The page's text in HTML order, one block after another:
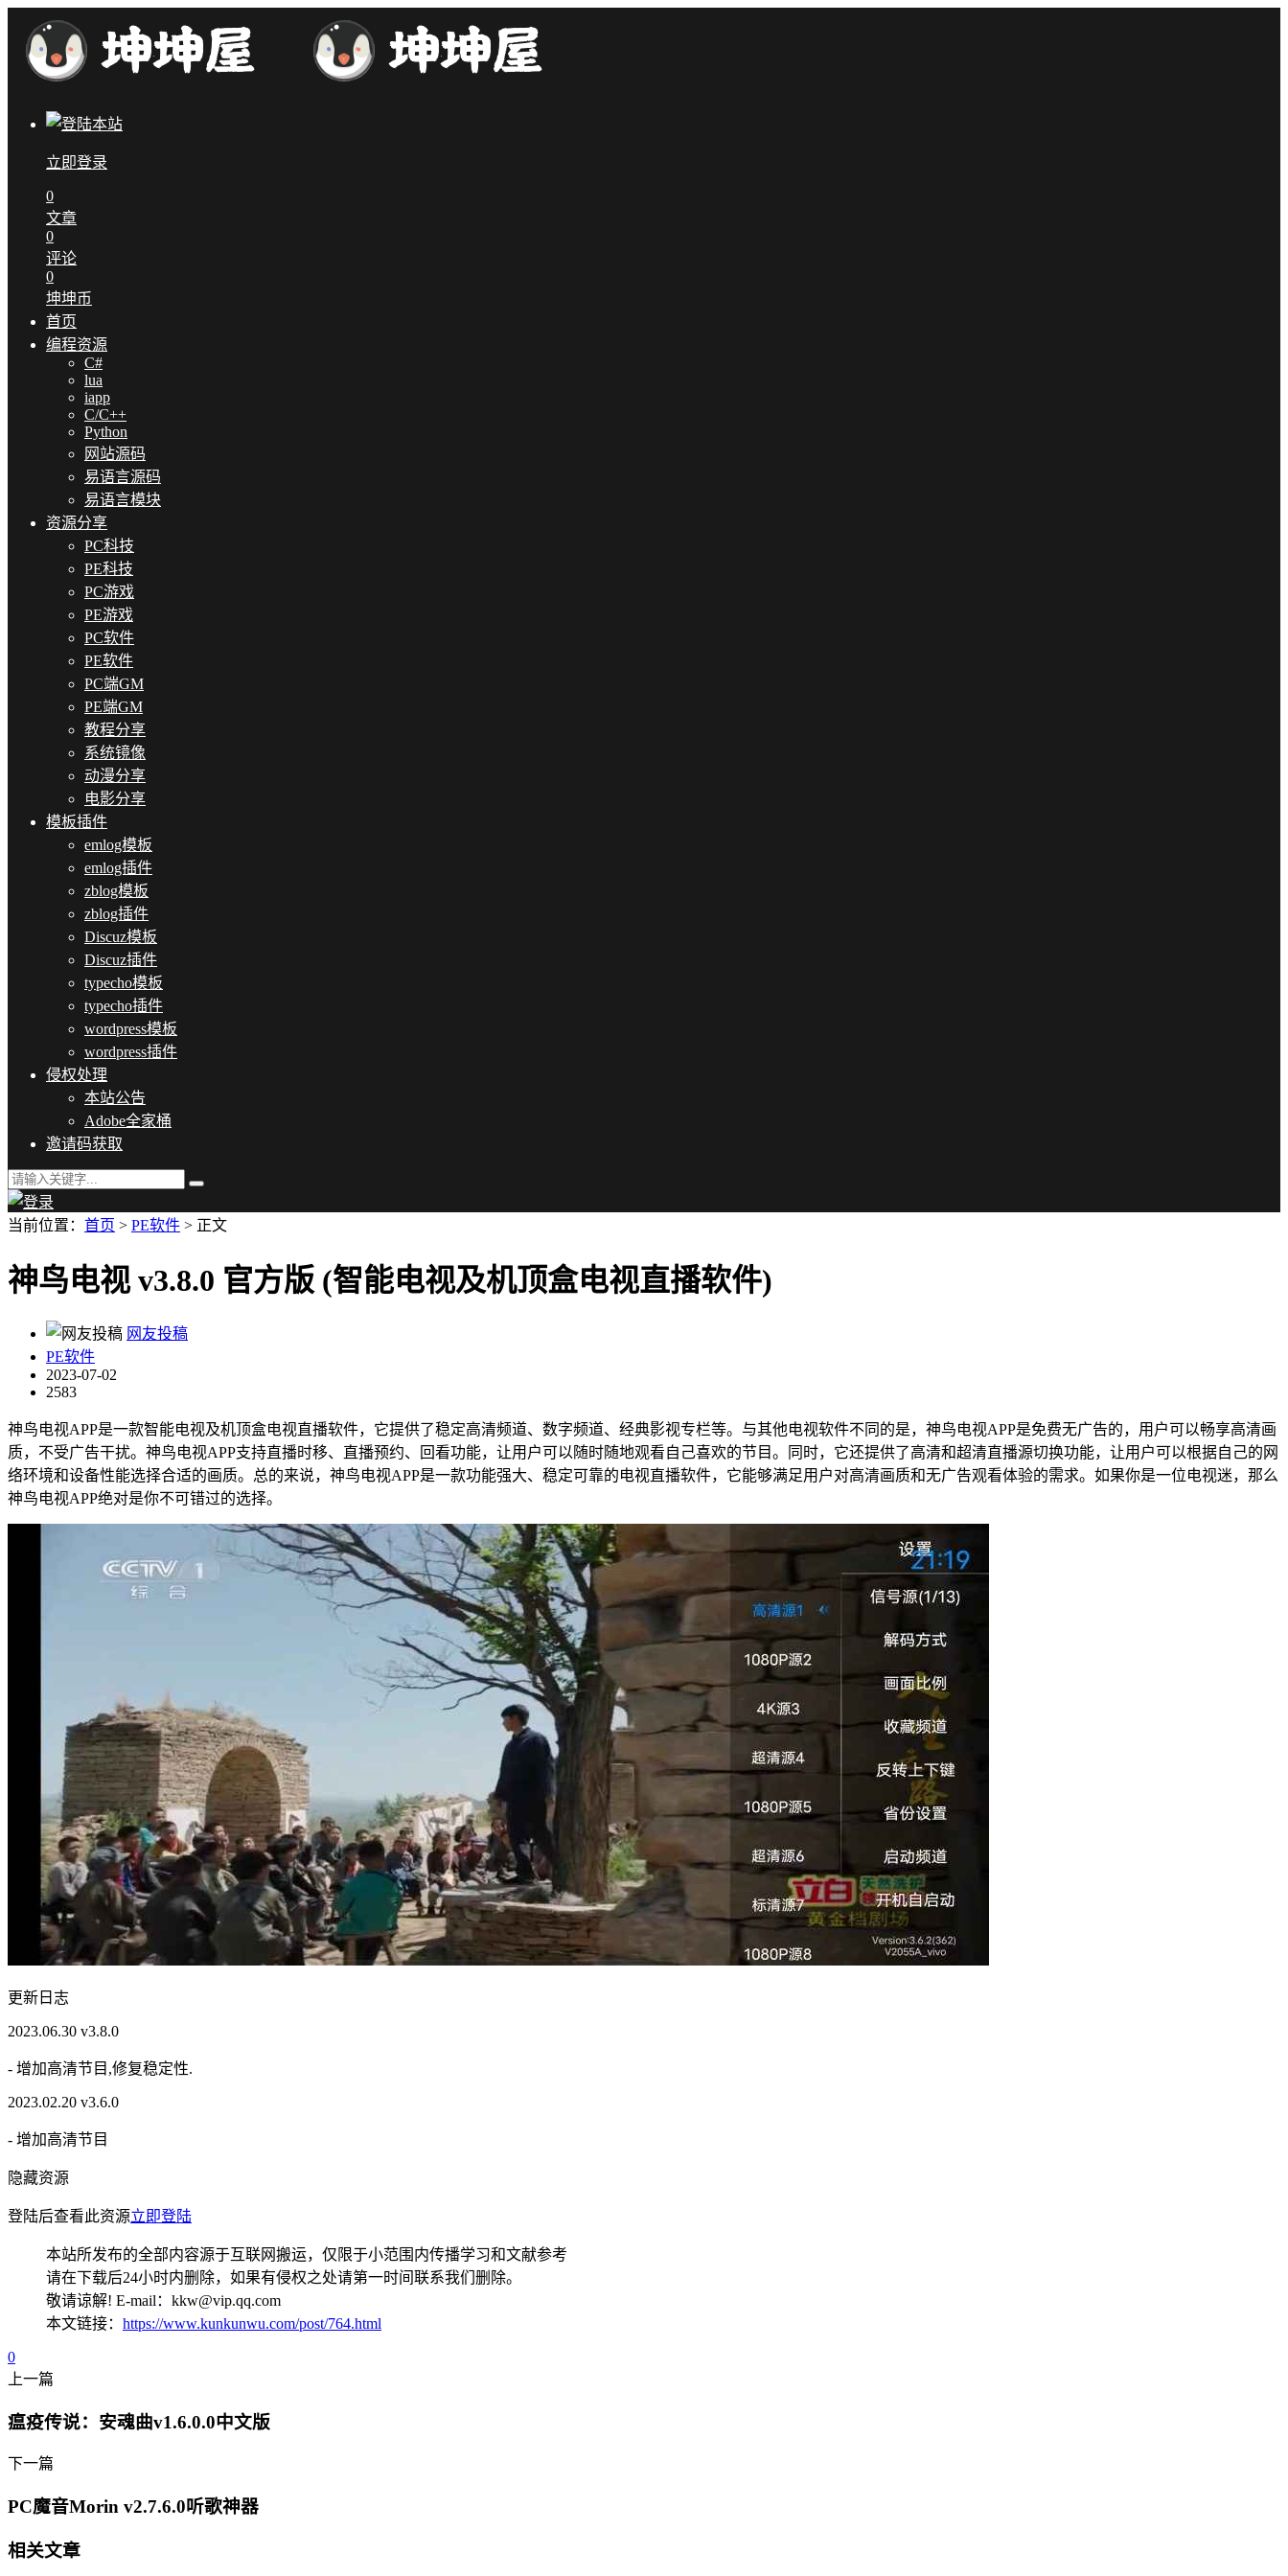
立即登录
0
文章
0
评论
0
坤坤币
首页
编程资源
C#
lua
iapp
C/C++
Python
网站源码
易语言源码
易语言模块
资源分享
PC科技
PE科技
PC游戏
PE游戏
PC软件
PE软件
PC端GM
PE端GM
教程分享
系统镜像
动漫分享
电影分享
模板插件
emlog模板
emlog插件
zblog模板
zblog插件
Discuz模板
Discuz插件
typecho模板
typecho插件
wordpress模板
wordpress插件
侵权处理
本站公告
Adobe全家桶
邀请码获取
当前位置： 首页 > PE软件 > 正文
神鸟电视 v3.8.0 官方版 (智能电视及机顶盒电视直播软件)
网友投稿
PE软件
2023-07-02
2583
神鸟电视APP是一款智能电视及机顶盒电视直播软件，它提供了稳定高清频道、数字频道、经典影视专栏等。与其他电视软件不同的是，神鸟电视APP是免费无广告的，用户可以畅享高清画
质，不受广告干扰。神鸟电视APP支持直播时移、直播预约、回看功能，让用户可以随时随地观看自己喜欢的节目。同时，它还提供了高清和超清直播源切换功能，让用户可以根据自己的网
络环境和设备性能选择合适的画质。总的来说，神鸟电视APP是一款功能强大、稳定可靠的电视直播软件，它能够满足用户对高清画质和无广告观看体验的需求。如果你是一位电视迷，那么
神鸟电视APP绝对是你不可错过的选择。
更新日志
2023.06.30 v3.8.0
- 增加高清节目,修复稳定性.
2023.02.20 v3.6.0
- 增加高清节目
隐藏资源
登陆后查看此资源立即登陆
本站所发布的全部内容源于互联网搬运，仅限于小范围内传播学习和文献参考
请在下载后24小时内删除，如果有侵权之处请第一时间联系我们删除。
敬请谅解! E-mail：kkw@vip.qq.com
本文链接： https://www.kunkunwu.com/post/764.html
0
上一篇
瘟疫传说：安魂曲v1.6.0.0中文版
下一篇
PC魔音Morin v2.7.6.0听歌神器
相关文章